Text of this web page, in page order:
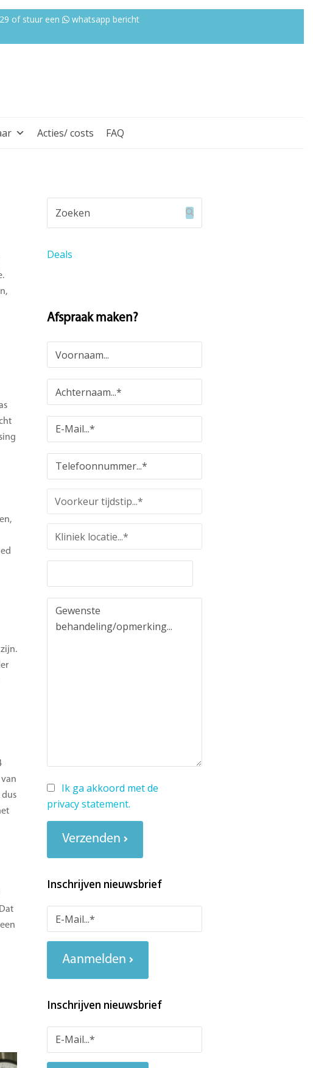
of stuur een whatsapp bericht
Acties/ costs FAQ
dus
Deals
Afspraak maken?
Ik ga akkoord met de
privacy statement.
Verzenden
Inschrijven nieuwsbrief
Aanmelden
Inschrijven nieuwsbrief